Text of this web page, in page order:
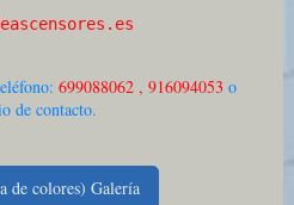
699088062 , 916094053 o
de contacto.
de colores) Galería